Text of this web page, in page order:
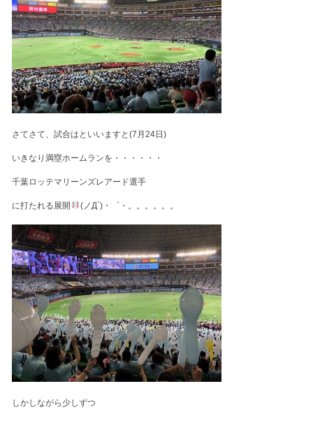
さてさて、試合はといいますと(7月24日)
いきなり満塁ホームランを・・・・・・
千葉ロッテマリーンズレアード選手
に打たれる展開 (ノД`)・゜・。。。。。。
しかしながら少しずつ